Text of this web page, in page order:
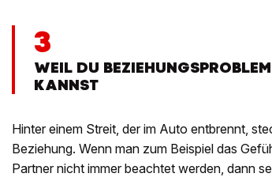
3
WEIL DU
KANNST
Hinter einem Streit, der im Auto entbrennt,
Beziehung. Wenn man zum Beispiel das
Partner nicht immer beachtet werden, dann